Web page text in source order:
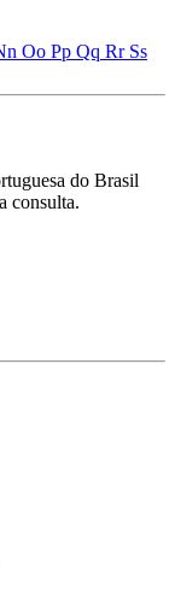
Oo Pp Qq Rr Ss
do Brasil
consulta.